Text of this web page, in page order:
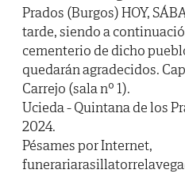
Prados (Burgos) HOY,
tarde, siendo a
cementerio de dicho
quedarán agradecidos.
Carrejo (sala nº 1).
Ucieda - Quintana de los
2024.
Pésames por Internet,